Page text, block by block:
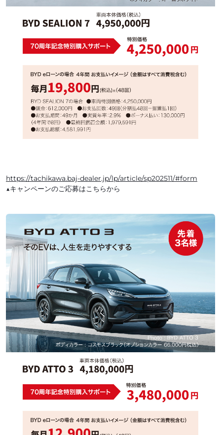
https://tachikawa.baj-dealer.jp/lp/article/sp202511/#form
▲キャンペーンのご応募はこちらから